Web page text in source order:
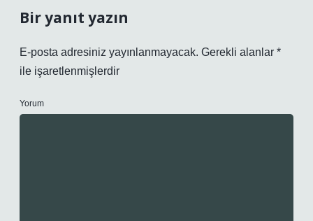
Bir yanıt yazın
E-posta adresiniz yayınlanmayacak. Gerekli alanlar *
ile işaretlenmişlerdir
Yorum